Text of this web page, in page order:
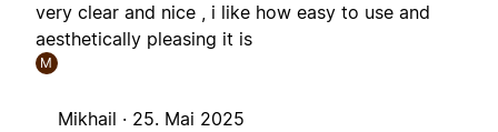
very clear and nice , i like how easy to use and
aesthetically pleasing it is
M
Mikhail · 25. Mai 2025